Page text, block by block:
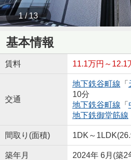
1 / 13
基本情報
賃料 11.1万円～12.1
交通
地下鉄谷町線 「
10分
地下鉄谷町線 「
地下鉄御堂筋線
間取り(面積) 1DK～
築年月 2024年 6月(築2